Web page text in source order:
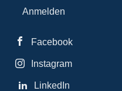
Anmelden
Facebook
Instagram
LinkedIn